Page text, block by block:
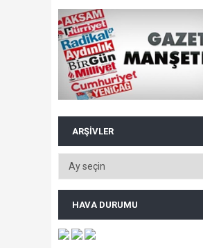
ARŞIVLER
HAVA DURUMU